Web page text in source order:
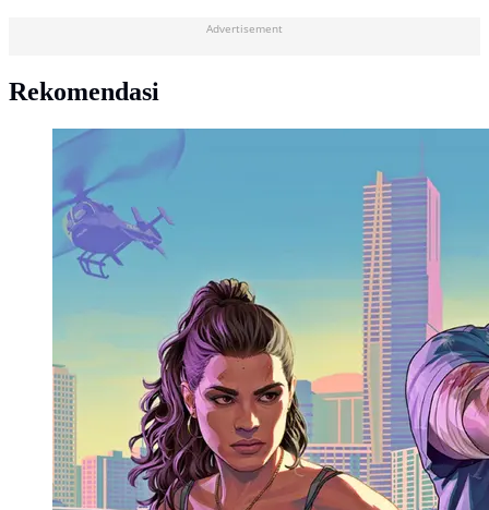
Advertisement
Rekomendasi